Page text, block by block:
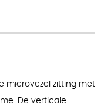
microvezel zitting met
De verticale